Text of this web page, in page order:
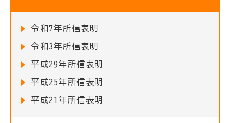
令和7年所信表明
令和3年所信表明
平成29年所信表明
平成25年所信表明
平成21年所信表明